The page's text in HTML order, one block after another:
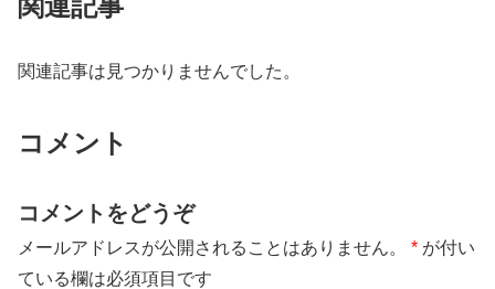
関連記事は見つかりませんでした。
コメント
コメントをどうぞ
メールアドレスが公開されることはありません。 * が付い
ている欄は必須項目です